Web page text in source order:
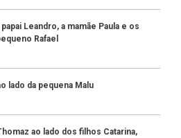
Leandro, a mamãe Paula e os
Rafael
lado da pequena Malu
ao lado dos filhos Catarina,